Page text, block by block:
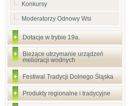
Konkursy
Moderatorzy Odnowy Wsi
Dotacje w trybie 19a.
Bieżące utrzymanie urządzeń
melioracji wodnych
Festiwal Tradycji Dolnego Śląska
Produkty regionalne i tradycyjne